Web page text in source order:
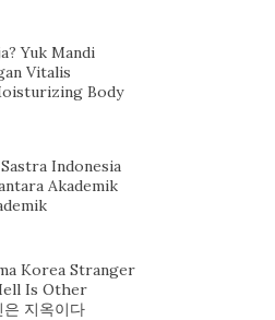
Yuk Mandi
Vitalis
Body
Indonesia
Akademik
Korea Stranger
Is Other
지옥이다